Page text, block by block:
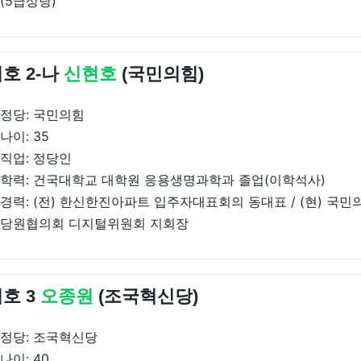
2-나 신현호 (국민의힘)
정당: 국민의힘
나이: 35
직업: 정당인
학력: 건국대학교 대학원 응용생명과학과 졸업(이학석사)
경력: (전) 한신한진아파트 입주자대표회의 동대표 / (현) 국민
당원협의회 디지털위원회 지회장
3 오종원 (조국혁신당)
정당: 조국혁신당